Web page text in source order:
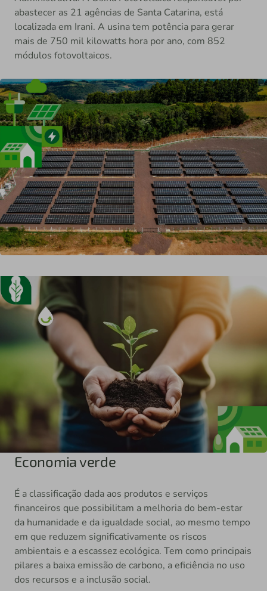
abastecer as 21 agências de Santa Catarina, está
localizada em Irani. A usina tem potência para gerar
mais de 750 mil kilowatts hora por ano, com 852
módulos fotovoltaicos.
Economia verde
É a classificação dada aos produtos e serviços
financeiros que possibilitam a melhoria do bem-estar
da humanidade e da igualdade social, ao mesmo tempo
em que reduzem significativamente os riscos
ambientais e a escassez ecológica. Tem como principais
pilares a baixa emissão de carbono, a eficiência no uso
dos recursos e a inclusão social.